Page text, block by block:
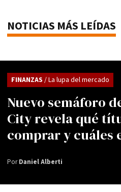
NOTICIAS MÁS LEÍDAS
Nuevo semáforo
City revela qué
comprar y cuáles
FINANZAS / La lupa del mercado
PorDaniel Alberti